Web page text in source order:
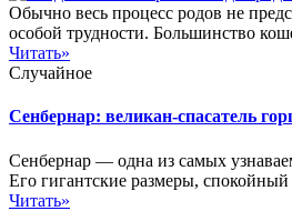
Обычно весь процесс родов не
особой трудности. Большинство
Читать»
Случайное
Сенбернар: великан-спасатель
Сенбернар — одна из самых
Его гигантские размеры, спокойный
Читать»